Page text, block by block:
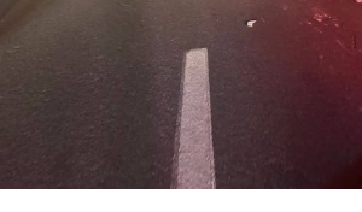
Diana Arellano, logrando una votación
favor, 4 en contra y una abstención:
A favor de retirar la facultad: La
los regidores morenistas José Luis
Dolores Rodríguez y Andaruby